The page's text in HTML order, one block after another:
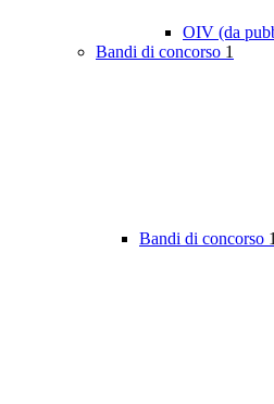
OIV (da
Bandi di concorso 1
Bandi di concorso 1